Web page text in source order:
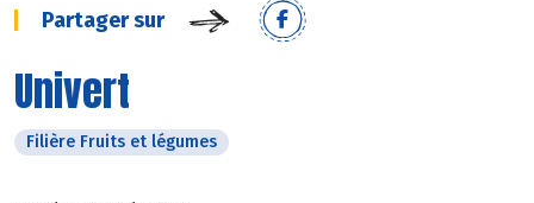
Partager sur
Univert
Filière Fruits et légumes